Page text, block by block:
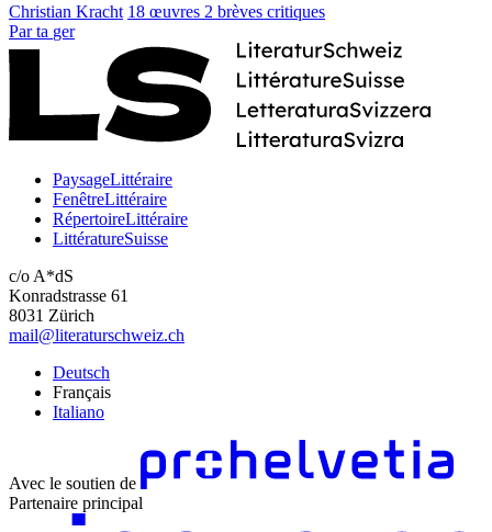
Christian Kracht 18 œuvres 2 brèves critiques
Par ta ger
PaysageLittéraire
FenêtreLittéraire
RépertoireLittéraire
LittératureSuisse
c/o A*dS
Konradstrasse 61
8031 Zürich
mail@literaturschweiz.ch
Deutsch
Français
Italiano
Avec le soutien de
Partenaire principal